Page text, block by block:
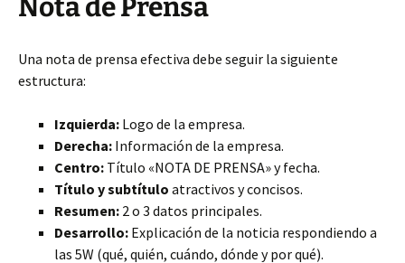
Nota de Prensa
Una nota de prensa efectiva debe seguir la siguiente
estructura:
Izquierda: Logo de la empresa.
Derecha: Información de la empresa.
Centro: Título «NOTA DE PRENSA» y fecha.
Título y subtítulo atractivos y concisos.
Resumen: 2 o 3 datos principales.
Desarrollo: Explicación de la noticia respondiendo a
las 5W (qué, quién, cuándo, dónde y por qué).